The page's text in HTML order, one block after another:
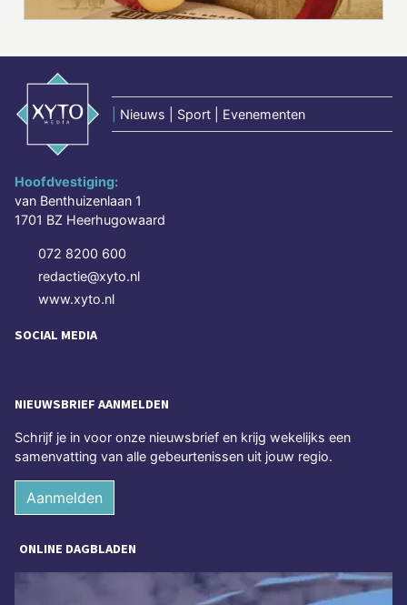
Nieuws | Sport | Evenementen
Hoofdvestiging:
van Benthuizenlaan 1
1701 BZ Heerhugowaard
072 8200 600
redactie@xyto.nl
www.xyto.nl
SOCIAL MEDIA
NIEUWSBRIEF AANMELDEN
Schrijf je in voor onze nieuwsbrief en krijg wekelijks een
samenvatting van alle gebeurtenissen uit jouw regio.
Aanmelden
ONLINE DAGBLADEN